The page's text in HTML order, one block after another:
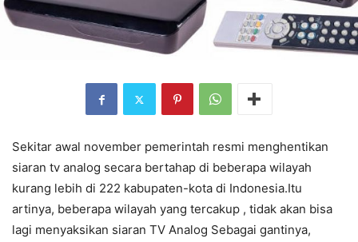
Sekitar awal november pemerintah resmi menghentikan
siaran tv analog secara bertahap di beberapa wilayah
kurang lebih di 222 kabupaten-kota di Indonesia.Itu
artinya, beberapa wilayah yang tercakup , tidak akan bisa
lagi menyaksikan siaran TV Analog Sebagai gantinya,